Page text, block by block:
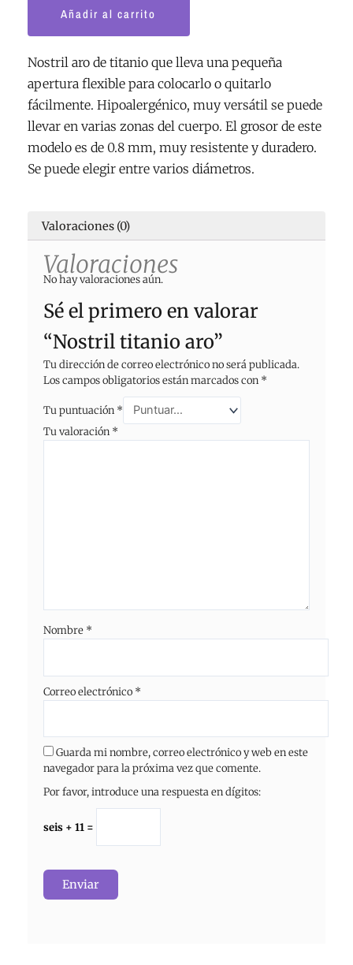
Añadir al carrito
Nostril aro de titanio que lleva una pequeña
apertura flexible para colocarlo o quitarlo
fácilmente. Hipoalergénico, muy versátil se puede
llevar en varias zonas del cuerpo. El grosor de este
modelo es de 0.8 mm, muy resistente y duradero.
Se puede elegir entre varios diámetros.
Valoraciones (0)
Valoraciones
No hay valoraciones aún.
Sé el primero en valorar
“Nostril titanio aro”
Tu dirección de correo electrónico no será publicada.
Los campos obligatorios están marcados con *
Tu puntuación *
Tu valoración *
Nombre *
Correo electrónico *
Guarda mi nombre, correo electrónico y web en este
navegador para la próxima vez que comente.
Por favor, introduce una respuesta en dígitos:
seis + 11 =